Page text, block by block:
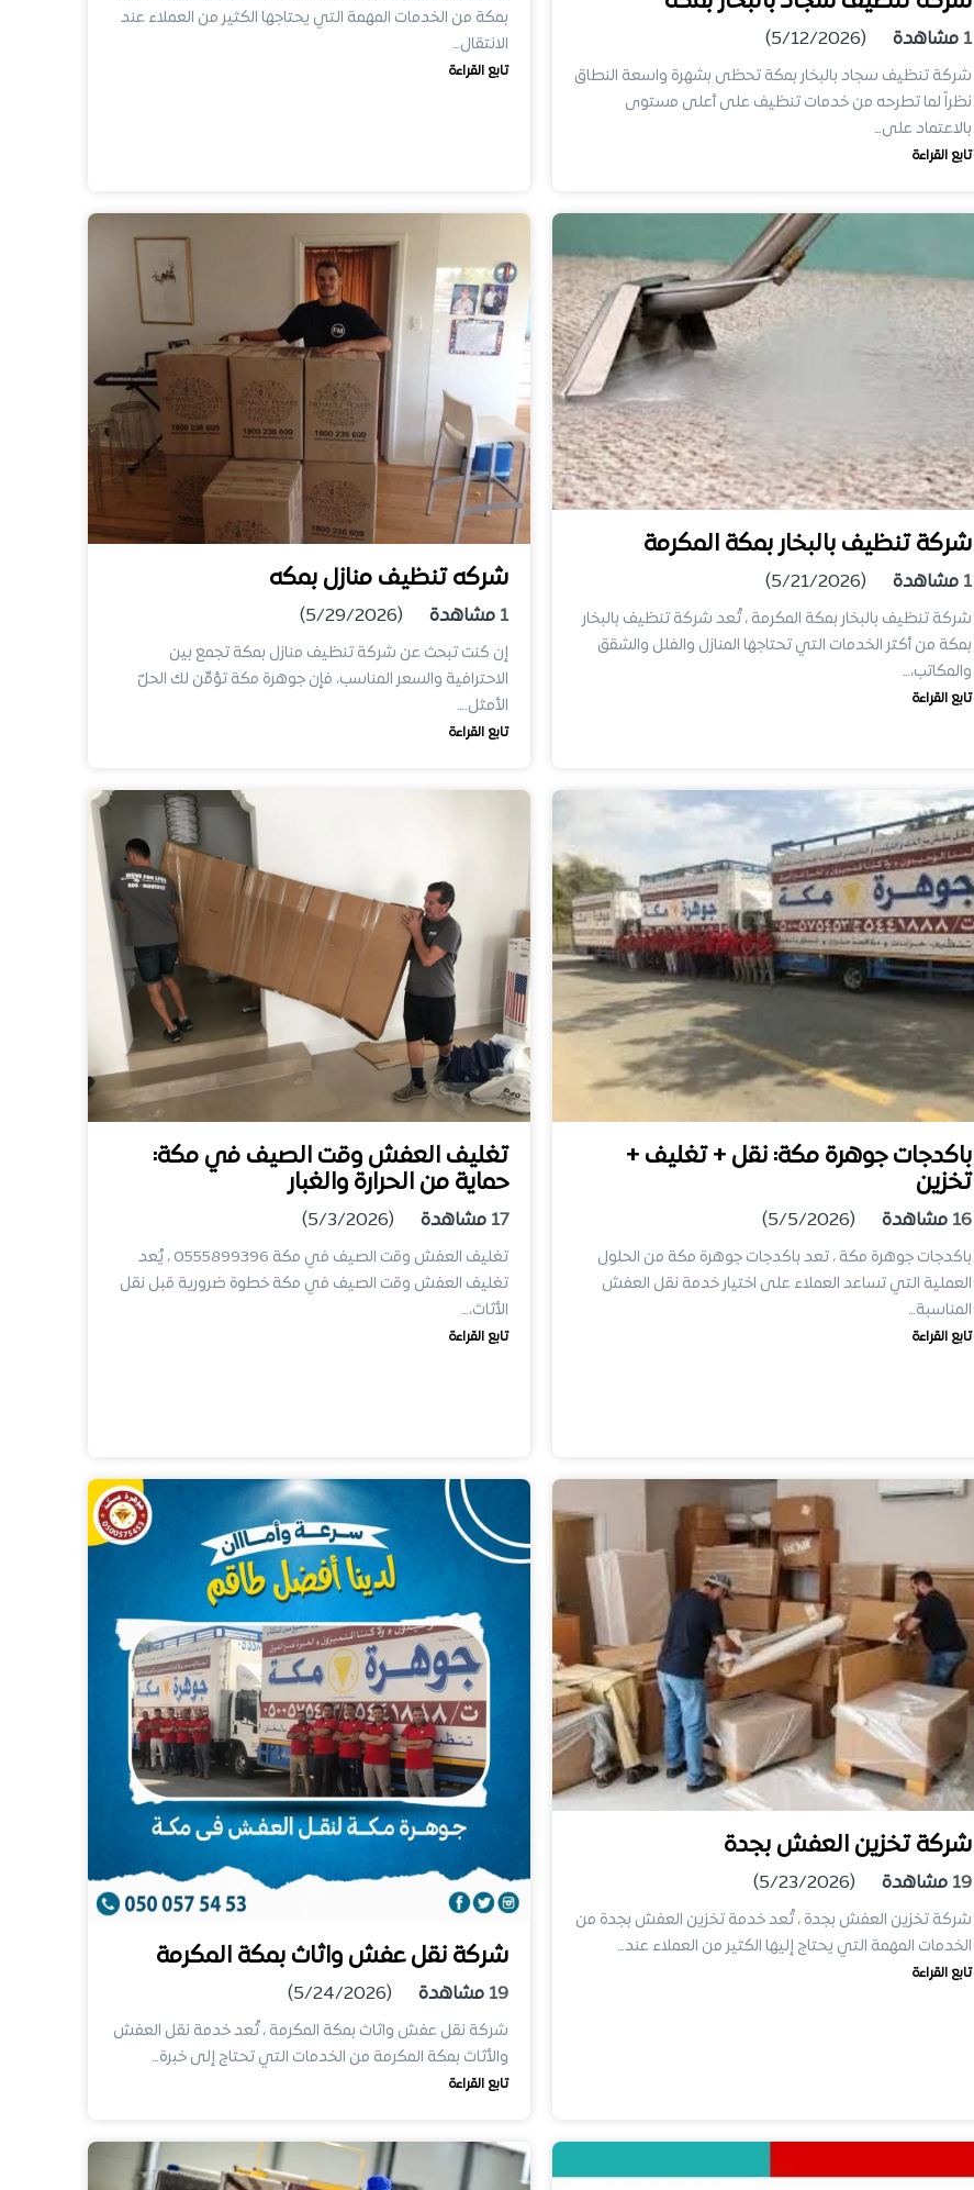
1 مشاهدة (5/12/2026)
شركة تنظيف سجاد بالبخار بمكة تحظى بشهرة واسعة النطاق
نظراً لما تطرحه من خدمات تنظيف على أعلى مستوى
بالاعتماد على…
تابع القراءة
بمكة من الخدمات المهمة التي يحتاجها الكثير من العملاء عند
الانتقال…
تابع القراءة
شركة تنظيف بالبخار بمكة المكرمة
1 مشاهدة (5/21/2026)
شركة تنظيف بالبخار بمكة المكرمة ، تُعد شركة تنظيف بالبخار
بمكة من أكثر الخدمات التي تحتاجها المنازل والفلل والشقق
والمكاتب،…
تابع القراءة
شركه تنظيف منازل بمكه
1 مشاهدة (5/29/2026)
إن كنت تبحث عن شركة تنظيف منازل بمكة تجمع بين
الاحترافية والسعر المناسب، فإن جوهرة مكة تؤمِّن لك الحلّ
الأمثل.…
تابع القراءة
باكدجات جوهرة مكة: نقل + تغليف +
تخزين
16 مشاهدة (5/5/2026)
باكدجات جوهرة مكة ، تعد باكدجات جوهرة مكة من الحلول
العملية التي تساعد العملاء على اختيار خدمة نقل العفش
المناسبة…
تابع القراءة
تغليف العفش وقت الصيف في مكة:
حماية من الحرارة والغبار
17 مشاهدة (5/3/2026)
تغليف العفش وقت الصيف في مكة 0555899396 ، يُعد
تغليف العفش وقت الصيف في مكة خطوة ضرورية قبل نقل
الأثاث،…
تابع القراءة
شركة تخزين العفش بجدة
19 مشاهدة (5/23/2026)
شركة تخزين العفش بجدة ، تُعد خدمة تخزين العفش بجدة من
الخدمات المهمة التي يحتاج إليها الكثير من العملاء عند…
تابع القراءة
شركة نقل عفش واثاث بمكة المكرمة
19 مشاهدة (5/24/2026)
شركة نقل عفش واثاث بمكة المكرمة ، تُعد خدمة نقل العفش
والأثاث بمكة المكرمة من الخدمات التي تحتاج إلى خبرة…
تابع القراءة